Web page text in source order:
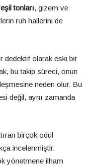
tonları, gizem ve
ruh hallerini de
dedektif olarak eski bir
bu takip süreci, onun
neden olur. Bu
değil, aynı zamanda
birçok ödül
incelenmiştir.
yönetmene ilham